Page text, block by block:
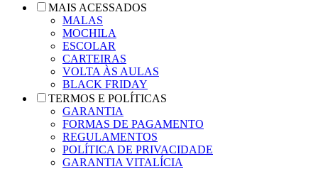
MAIS ACESSADOS
MALAS
MOCHILA
ESCOLAR
CARTEIRAS
VOLTA ÀS AULAS
BLACK FRIDAY
TERMOS E POLÍTICAS
GARANTIA
FORMAS DE PAGAMENTO
REGULAMENTOS
POLÍTICA DE PRIVACIDADE
GARANTIA VITALÍCIA